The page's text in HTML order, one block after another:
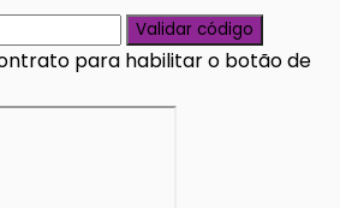
Validar código
para habilitar o botão de